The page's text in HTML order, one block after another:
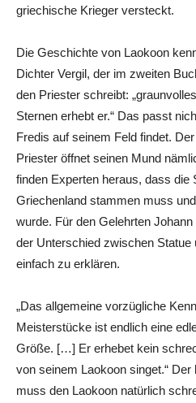
griechische Krieger versteckt.
Die Geschichte von Laokoon
Dichter Vergil, der im zweiten
den Priester schreibt:
Sternen erhebt er.“ Das passt
Fredis auf seinem Feld findet.
Priester öffnet seinen Mund
finden Experten heraus, dass die
Griechenland stammen muss
wurde. Für den Gelehrten
der Unterschied zwischen Statue
einfach zu erklären.
„Das allgemeine vorzügliche
Meisterstücke ist endlich eine
Größe. […] Er erhebet kein
von seinem Laokoon singet.“
muss den Laokoon natürlich